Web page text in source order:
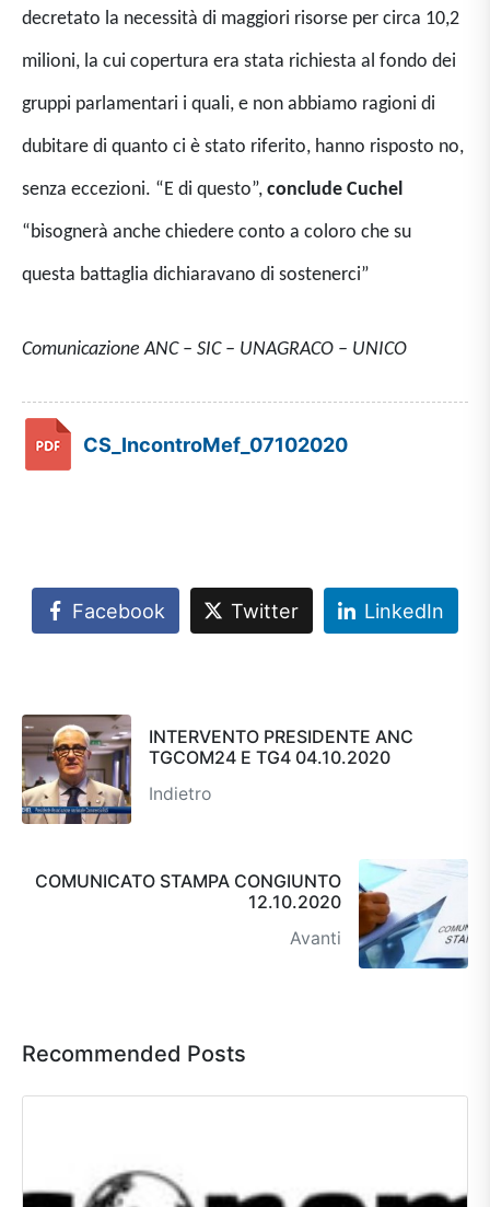
decretato la necessità di maggiori risorse per circa 10,2
milioni, la cui copertura era stata richiesta al fondo dei
gruppi parlamentari i quali, e non abbiamo ragioni di
dubitare di quanto ci è stato riferito, hanno risposto no,
senza eccezioni. “E di questo”, conclude Cuchel
“bisognerà anche chiedere conto a coloro che su
questa battaglia dichiaravano di sostenerci”
Comunicazione ANC – SIC – UNAGRACO – UNICO
CS_IncontroMef_07102020
Facebook Twitter LinkedIn
INTERVENTO PRESIDENTE ANC
TGCOM24 E TG4 04.10.2020
Indietro
COMUNICATO STAMPA CONGIUNTO
12.10.2020
Avanti
Recommended Posts